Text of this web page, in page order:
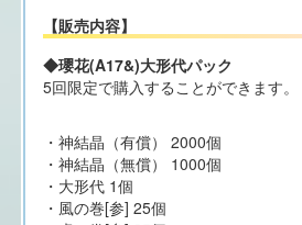
【販売内容】
◆瓔花(A17&)大形代パック
5回限定で購入することができます。
・神結晶（有償） 2000個
・神結晶（無償） 1000個
・大形代 1個
・風の巻[参] 25個